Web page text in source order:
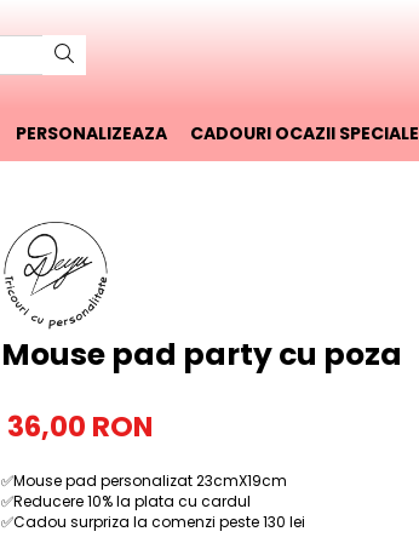
PERSONALIZEAZA CADOURI OCAZII SPECIALE
Mouse pad party cu poza
36,00 RON
✅Mouse pad personalizat 23cmX19cm
✅Reducere 10% la plata cu cardul
✅Cadou surpriza la comenzi peste 130 lei